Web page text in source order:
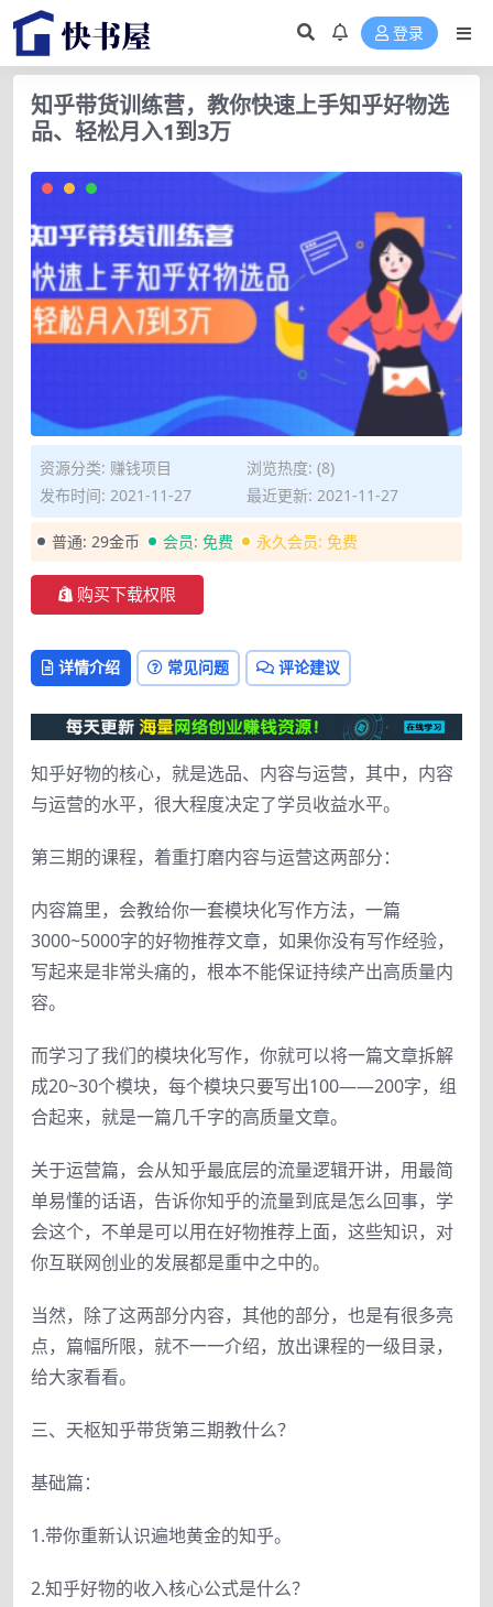
登录
知乎带货训练营，教你快速上手知乎好物选
品、轻松月入1到3万
资源分类: 赚钱项目
浏览热度: (8)
发布时间: 2021-11-27
最近更新: 2021-11-27
普通: 29金币 会员: 免费 永久会员: 免费
购买下载权限
详情介绍 常见问题 评论建议
知乎好物的核心，就是选品、内容与运营，其中，内容
与运营的水平，很大程度决定了学员收益水平。
第三期的课程，着重打磨内容与运营这两部分：
内容篇里，会教给你一套模块化写作方法，一篇
3000~5000字的好物推荐文章，如果你没有写作经验，
写起来是非常头痛的，根本不能保证持续产出高质量内
容。
而学习了我们的模块化写作，你就可以将一篇文章拆解
成20~30个模块，每个模块只要写出100——200字，组
合起来，就是一篇几千字的高质量文章。
关于运营篇，会从知乎最底层的流量逻辑开讲，用最简
单易懂的话语，告诉你知乎的流量到底是怎么回事，学
会这个，不单是可以用在好物推荐上面，这些知识，对
你互联网创业的发展都是重中之中的。
当然，除了这两部分内容，其他的部分，也是有很多亮
点，篇幅所限，就不一一介绍，放出课程的一级目录，
给大家看看。
三、天枢知乎带货第三期教什么？
基础篇：
1.带你重新认识遍地黄金的知乎。
2.知乎好物的收入核心公式是什么？